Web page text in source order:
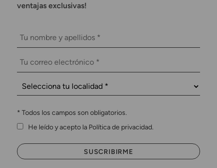
ventajas exclusivas!
* Todos los campos son obligatorios.
He leído y acepto la Política de privacidad.